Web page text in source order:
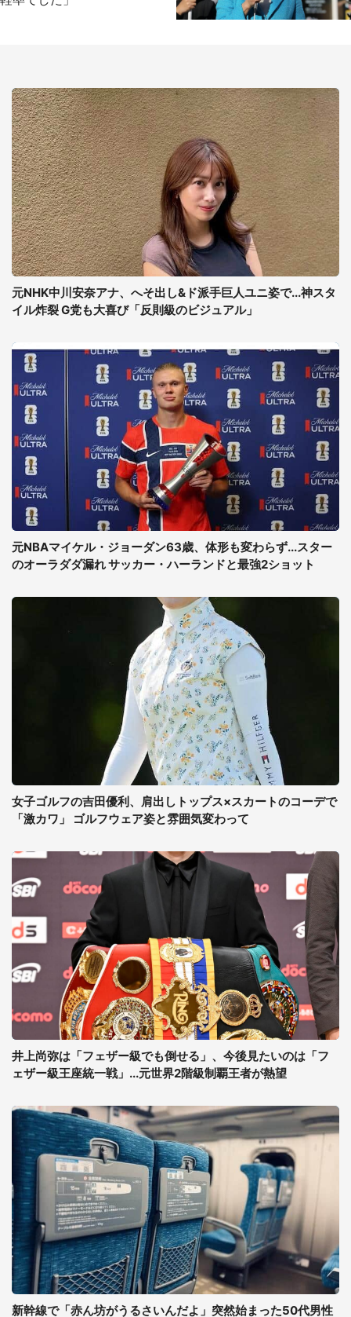
元NHK中川安奈アナ、へそ出し&ド派手巨人ユニ姿で...神スタ
イル炸裂 G党も大喜び「反則級のビジュアル」
元NBAマイケル・ジョーダン63歳、体形も変わらず...スター
のオーラダダ漏れ サッカー・ハーランドと最強2ショット
女子ゴルフの吉田優利、肩出しトップス×スカートのコーデで
「激カワ」 ゴルフウェア姿と雰囲気変わって
井上尚弥は「フェザー級でも倒せる」、今後見たいのは「フ
ェザー級王座統一戦」...元世界2階級制覇王者が熱望
新幹線で「赤ん坊がうるさいんだよ」突然始まった50代男性